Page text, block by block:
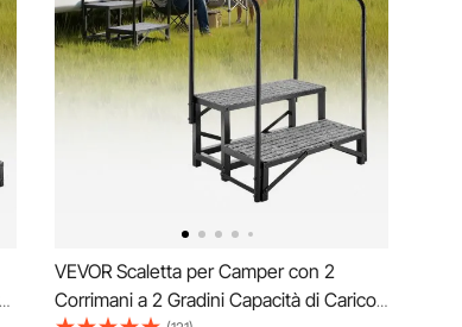
VEVOR Scaletta per Camper con 2
Corrimani a 2 Gradini Capacità di Carico